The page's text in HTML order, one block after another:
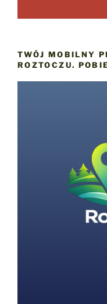
TWÓJ MOBILNY
ROZTOCZU.